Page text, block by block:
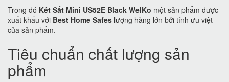
Trong đó Két Sắt Mini US52E Black WelKo một sản phẩm được
xuất khẩu với Best Home Safes lượng hàng lớn bởi tính ưu việt
của sản phẩm.
Tiêu chuẩn chất lượng sản
phẩm